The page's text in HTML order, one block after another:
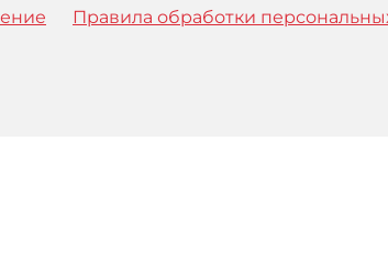
Правила обработки